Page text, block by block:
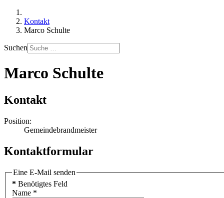
Kontakt
Marco Schulte
Suchen
Marco Schulte
Kontakt
Position:
Gemeindebrandmeister
Kontaktformular
Eine E-Mail senden
* Benötigtes Feld
Name *